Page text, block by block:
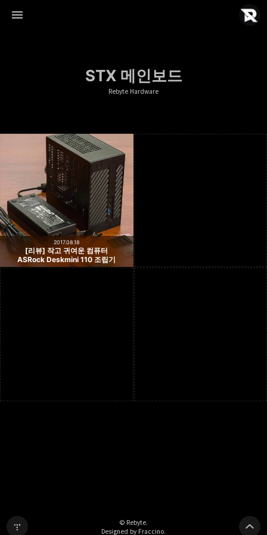
STX 메인보드
Rebyte Hardware
[리뷰] 작고 귀여운 컴퓨터
ASRock Deskmini 110 조립기
2017.08.18
Rebyte Hardware
© Rebyte.
Designed by Fraccino.